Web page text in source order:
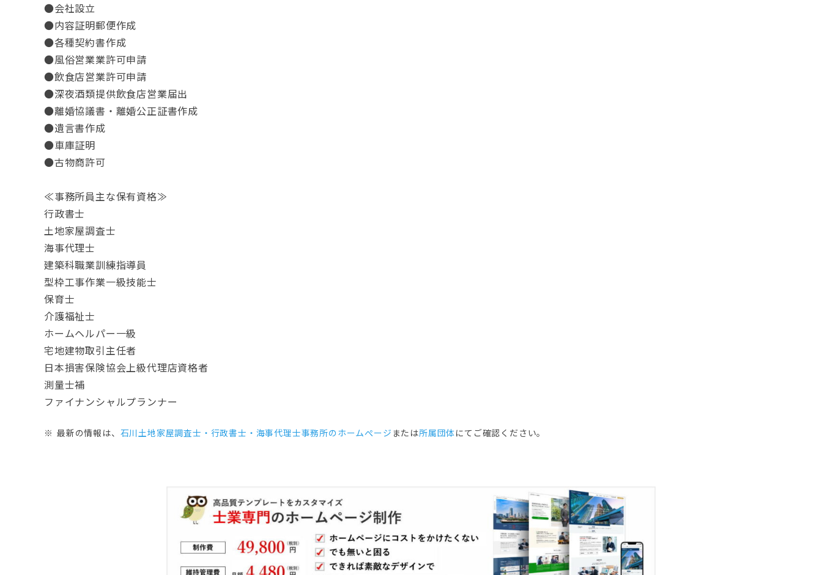
●会社設立
●内容証明郵便作成
●各種契約書作成
●風俗営業業許可申請
●飲食店営業許可申請
●深夜酒類提供飲食店営業届出
●離婚協議書・離婚公正証書作成
●遺言書作成
●車庫証明
●古物商許可
≪事務所員主な保有資格≫
行政書士
土地家屋調査士
海事代理士
建築科職業訓練指導員
型枠工事作業一級技能士
保育士
介護福祉士
ホームヘルパー一級
宅地建物取引主任者
日本損害保険協会上級代理店資格者
測量士補
ファイナンシャルプランナー
最新の情報は、 石川土地家屋調査士・行政書士・海事代理士事務所のホームぺージ または所属団体にてご確認ください。